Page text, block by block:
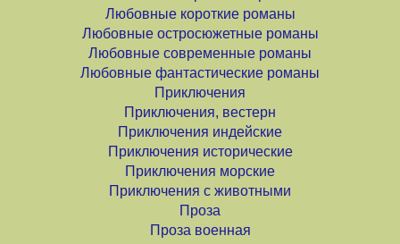
Любовные короткие романы
Любовные остросюжетные романы
Любовные современные романы
Любовные фантастические романы
Приключения
Приключения, вестерн
Приключения индейские
Приключения исторические
Приключения морские
Приключения с животными
Проза
Проза военная